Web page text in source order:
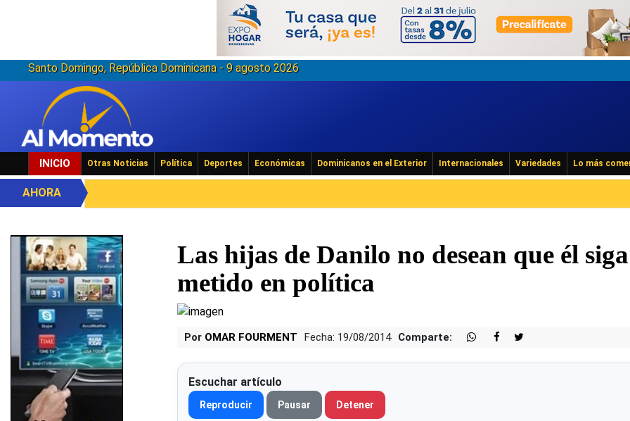
Santo Domingo, República Dominicana - 9 agosto 2026
INICIO Otras Noticias Política Deportes Económicas Dominicanos en el Exterior Internacionales Variedades Lo más
AHORA
Las hijas de Danilo no desean que él siga
metido en política
Por OMAR FOURMENT Fecha: 19/08/2014 Comparte:
Escuchar artículo
Reproducir Pausar Detener